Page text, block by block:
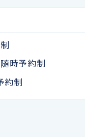
時予約制
約制